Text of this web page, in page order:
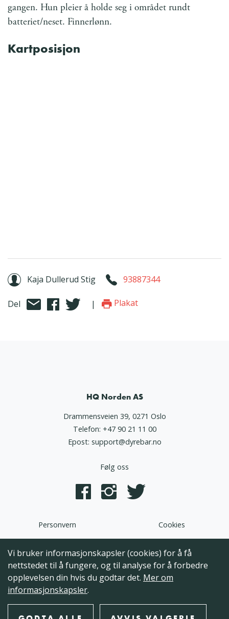
gangen. Hun pleier å holde seg i området rundt
batteriet/neset. Finnerlønn.
Kartposisjon
Kaja Dullerud Stig 93887344
Del | Plakat
HQ Norden AS
Drammensveien 39, 0271 Oslo
Telefon: +47 90 21 11 00
Epost: support@dyrebar.no
Følg oss
Personvern Cookies
Dyrebar.no er en del av HQ Norden AS. Programvaren,
brukergrensesnittet og alt innhold på denne hjemmesiden er
opphavsrettslig beskyttet og tilhørende HQ Norden AS. Hele
eller deler av innholdet kan ikke kopieres, reproduseres eller på
godkjennelse fra HQ Norden AS.
Vi bruker informasjonskapsler (cookies) for å få
nettstedet til å fungere, og til analyse for å forbedre
opplevelsen din hvis du godtar det. Mer om
informasjonskapsler.